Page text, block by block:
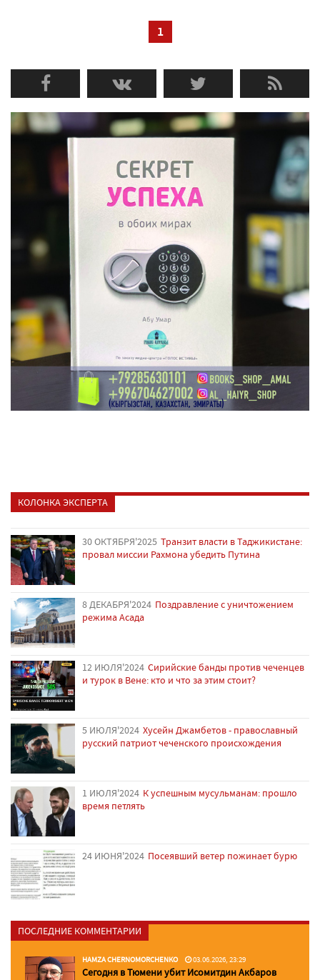
1
КОЛОНКА ЭКСПЕРТА
30 ОКТЯБРЯ'2025 Транзит власти в Таджикистане:
провал миссии Рахмона убедить Путина
8 ДЕКАБРЯ'2024 Поздравление с уничтожением
режима Асада
12 ИЮЛЯ'2024 Сирийские банды против чеченцев
и турок в Вене: кто и что за этим стоит?
5 ИЮЛЯ'2024 Хусейн Джамбетов - православный
русский патриот чеченского происхождения
1 ИЮЛЯ'2024 К успешным мусульманам: прошло
время петлять
24 ИЮНЯ'2024 Посеявший ветер пожинает бурю
ПОСЛЕДНИЕ КОММЕНТАРИИ
HAMZA CHERNOMORCHENKO 03.06.2026, 23:29
Сегодня в Тюмени убит Исомитдин Акбаров